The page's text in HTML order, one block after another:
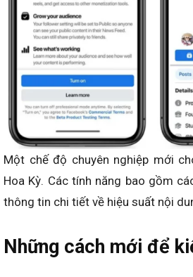
Một chế độ chuyên nghiệp mới
Hoa Kỳ. Các tính năng bao gồm
thông tin chi tiết về hiệu suất nội
Những cách mới để